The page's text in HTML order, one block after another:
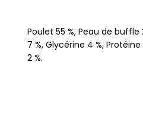
Poulet 55 %, Peau de
7 %, Glycérine 4 %,
2 %.